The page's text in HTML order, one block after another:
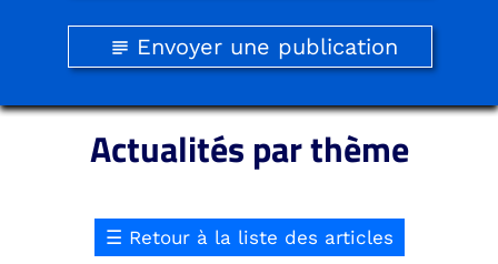
subject Envoyer une publication
Actualités par thème
☰ Retour à la liste des articles